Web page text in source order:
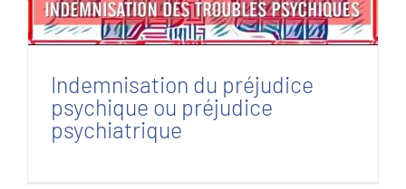
Indemnisation du préjudice
psychique ou préjudice
psychiatrique